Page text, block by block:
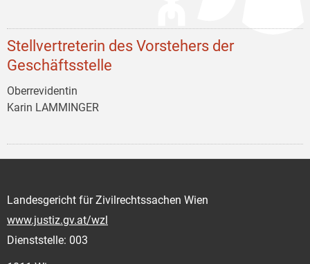
Stellvertreterin des Vorstehers der
Geschäftsstelle
Oberrevidentin
Karin LAMMINGER
Landesgericht für Zivilrechtssachen Wien
www.justiz.gv.at/wzl
Dienststelle: 003